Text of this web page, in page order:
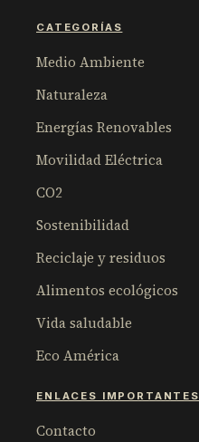
CATEGORÍAS
Medio Ambiente
Naturaleza
Energías Renovables
Movilidad Eléctrica
CO2
Sostenibilidad
Reciclaje y residuos
Alimentos ecológicos
Vida saludable
Eco América
ENLACES IMPORTANTES
Contacto